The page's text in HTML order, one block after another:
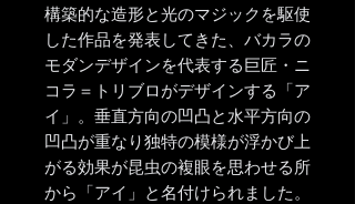
構築的な造形と光のマジックを駆使
した作品を発表してきた、バカラの
モダンデザインを代表する巨匠・ニ
コラ＝トリブロがデザインする「ア
イ」。垂直方向の凹凸と水平方向の
凹凸が重なり独特の模様が浮かび上
がる効果が昆虫の複眼を思わせる所
から「アイ」と名付けられました。